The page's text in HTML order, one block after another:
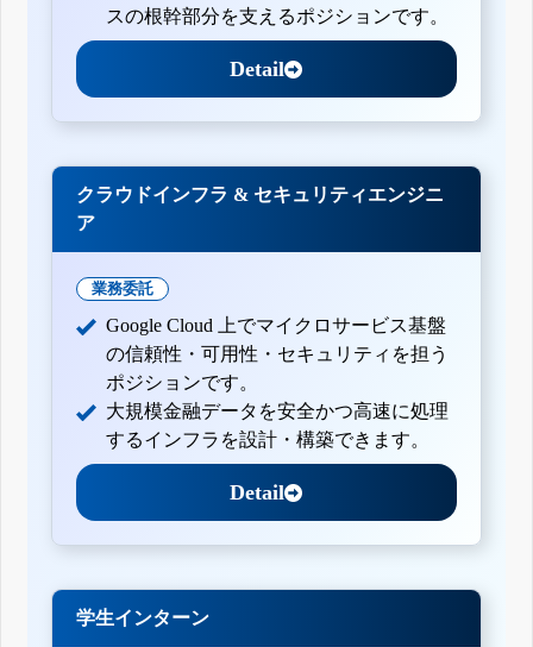
スの根幹部分を支えるポジションです。
Detail
クラウドインフラ & セキュリティエンジニ
ア
業務委託
Google Cloud 上でマイクロサービス基盤
の信頼性・可用性・セキュリティを担う
ポジションです。
大規模金融データを安全かつ高速に処理
するインフラを設計・構築できます。
Detail
学生インターン